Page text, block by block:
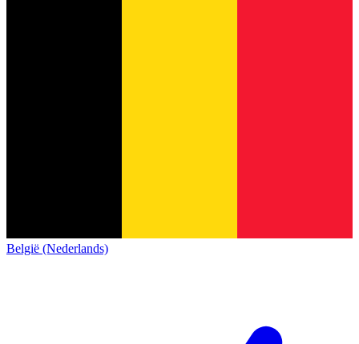
België (Nederlands)